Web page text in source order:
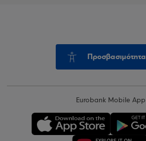
Προσβασιμότητα
Eurobank Mobile App